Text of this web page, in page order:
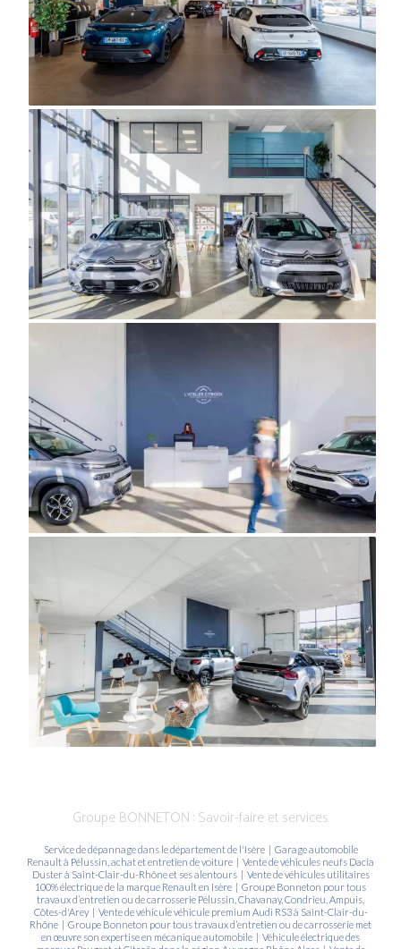
Groupe BONNETON : Savoir-faire et services
Service de dépannage dans le département de l'Isère| Garage automobile
Renault à Pélussin, achat et entretien de voiture
Vente de véhicules neufs Dacia
Duster à Saint-Clair-du-Rhône et ses alentours| Vente de véhicules utilitaires
100% électrique de la marque Renault en Isère
Groupe Bonneton pour tous
travaux d’entretien ou de carrosserie Pélussin, Chavanay, Condrieu, Ampuis,
Côtes-d'Arey| Vente de véhicule véhicule premium Audi RS3 à Saint-Clair-du-
Rhône
Groupe Bonneton pour tous travaux d’entretien ou de carrosserie met
en œuvre son expertise en mécanique automobile
Véhicule électrique des